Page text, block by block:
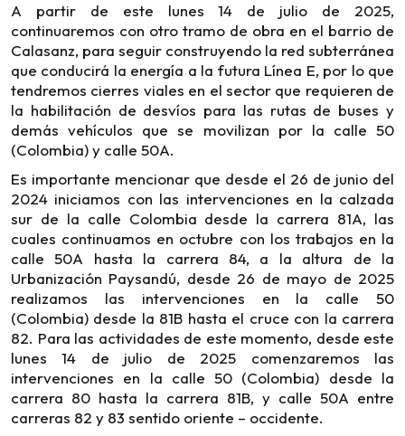
A partir de este lunes 14 de julio de 2025,
continuaremos con otro tramo de obra en el barrio de
Calasanz, para seguir construyendo la red subterránea
que conducirá la energía a la futura Línea E, por lo que
tendremos cierres viales en el sector que requieren de
la habilitación de desvíos para las rutas de buses y
demás vehículos que se movilizan por la calle 50
(Colombia) y calle 50A.
Es importante mencionar que desde el 26 de junio del
2024 iniciamos con las intervenciones en la calzada
sur de la calle Colombia desde la carrera 81A, las
cuales continuamos en octubre con los trabajos en la
calle 50A hasta la carrera 84, a la altura de la
Urbanización Paysandú, desde 26 de mayo de 2025
realizamos las intervenciones en la calle 50
(Colombia) desde la 81B hasta el cruce con la carrera
82. Para las actividades de este momento, desde este
lunes 14 de julio de 2025 comenzaremos las
intervenciones en la calle 50 (Colombia) desde la
carrera 80 hasta la carrera 81B, y calle 50A entre
carreras 82 y 83 sentido oriente – occidente.